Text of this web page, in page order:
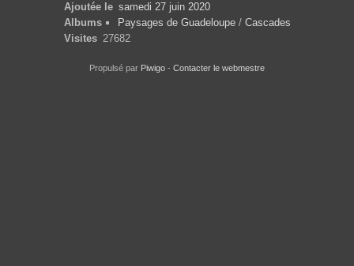
Ajoutée le samedi 27 juin 2020
Albums
Paysages de Guadeloupe/ Cascades
Visites 27682
Propulsé par Piwigo - Contacter le webmestre